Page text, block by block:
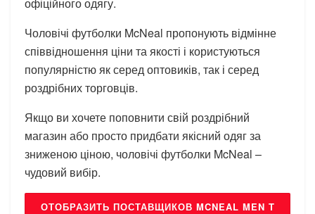
Чоловічі футболки McNeal пропонують відмінне
співвідношення ціни та якості і користуються
популярністю як серед оптовиків, так і серед
роздрібних торговців.
Якщо ви хочете поповнити свій роздрібний
магазин або просто придбати якісний одяг за
зниженою ціною, чоловічі футболки McNeal –
чудовий вибір.
ОТОБРАЗИТЬ ПОСТАВЩИКОВ MCNEAL MEN T